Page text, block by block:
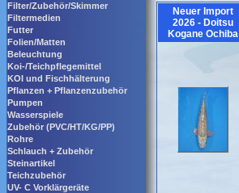
Filter/Zubehör/Skimmer
Filtermedien
Futter
Folien/Matten
Beleuchtung
Koi-/Teichpflegemittel
KOI und Fischhälterung
Pflanzen + Pflanzenzubehör
Pumpen
Wasserspiele
Zubehör (PVC/HT/KG/PP)
Rohre
Schlauch + Zubehör
Steinartikel
Teichzubehör
UV- C Vorklärgeräte
Neuer Import
2026 - Doitsu
Kogane Ochiba